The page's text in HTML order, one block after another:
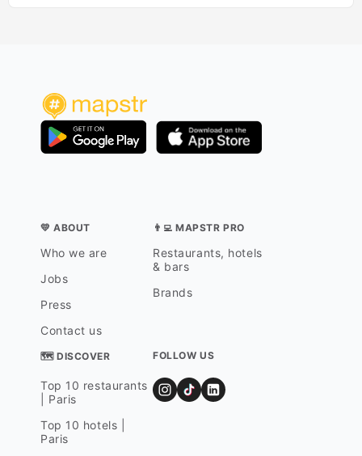
💛 ABOUT
Who we are
Jobs
Press
Contact us
👨‍💻 MAPSTR PRO
Restaurants, hotels
& bars
Brands
🗺 DISCOVER
Top 10 restaurants
| Paris
Top 10 hotels |
Paris
FOLLOW US